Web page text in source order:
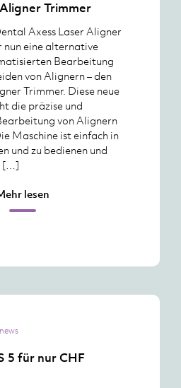
Trimmer
Axess Laser Aligner
eine alternative
Bearbeitung
von Alignern – den
Trimmer. Diese neue
die präzise und
von Alignern
Maschine ist einfach in
und zu bedienen und
[…]
lesen
5 für nur CHF